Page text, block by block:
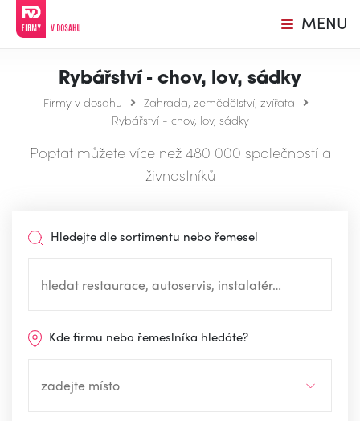
MENU
Rybářství - chov, lov, sádky
Firmy v dosahu
Zahrada, zemědělství, zvířata
Rybářství - chov, lov, sádky
Poptat můžete více než 480 000 společností a
živnostníků
Hledejte dle sortimentu nebo řemesel
Kde firmu nebo řemeslníka hledáte?